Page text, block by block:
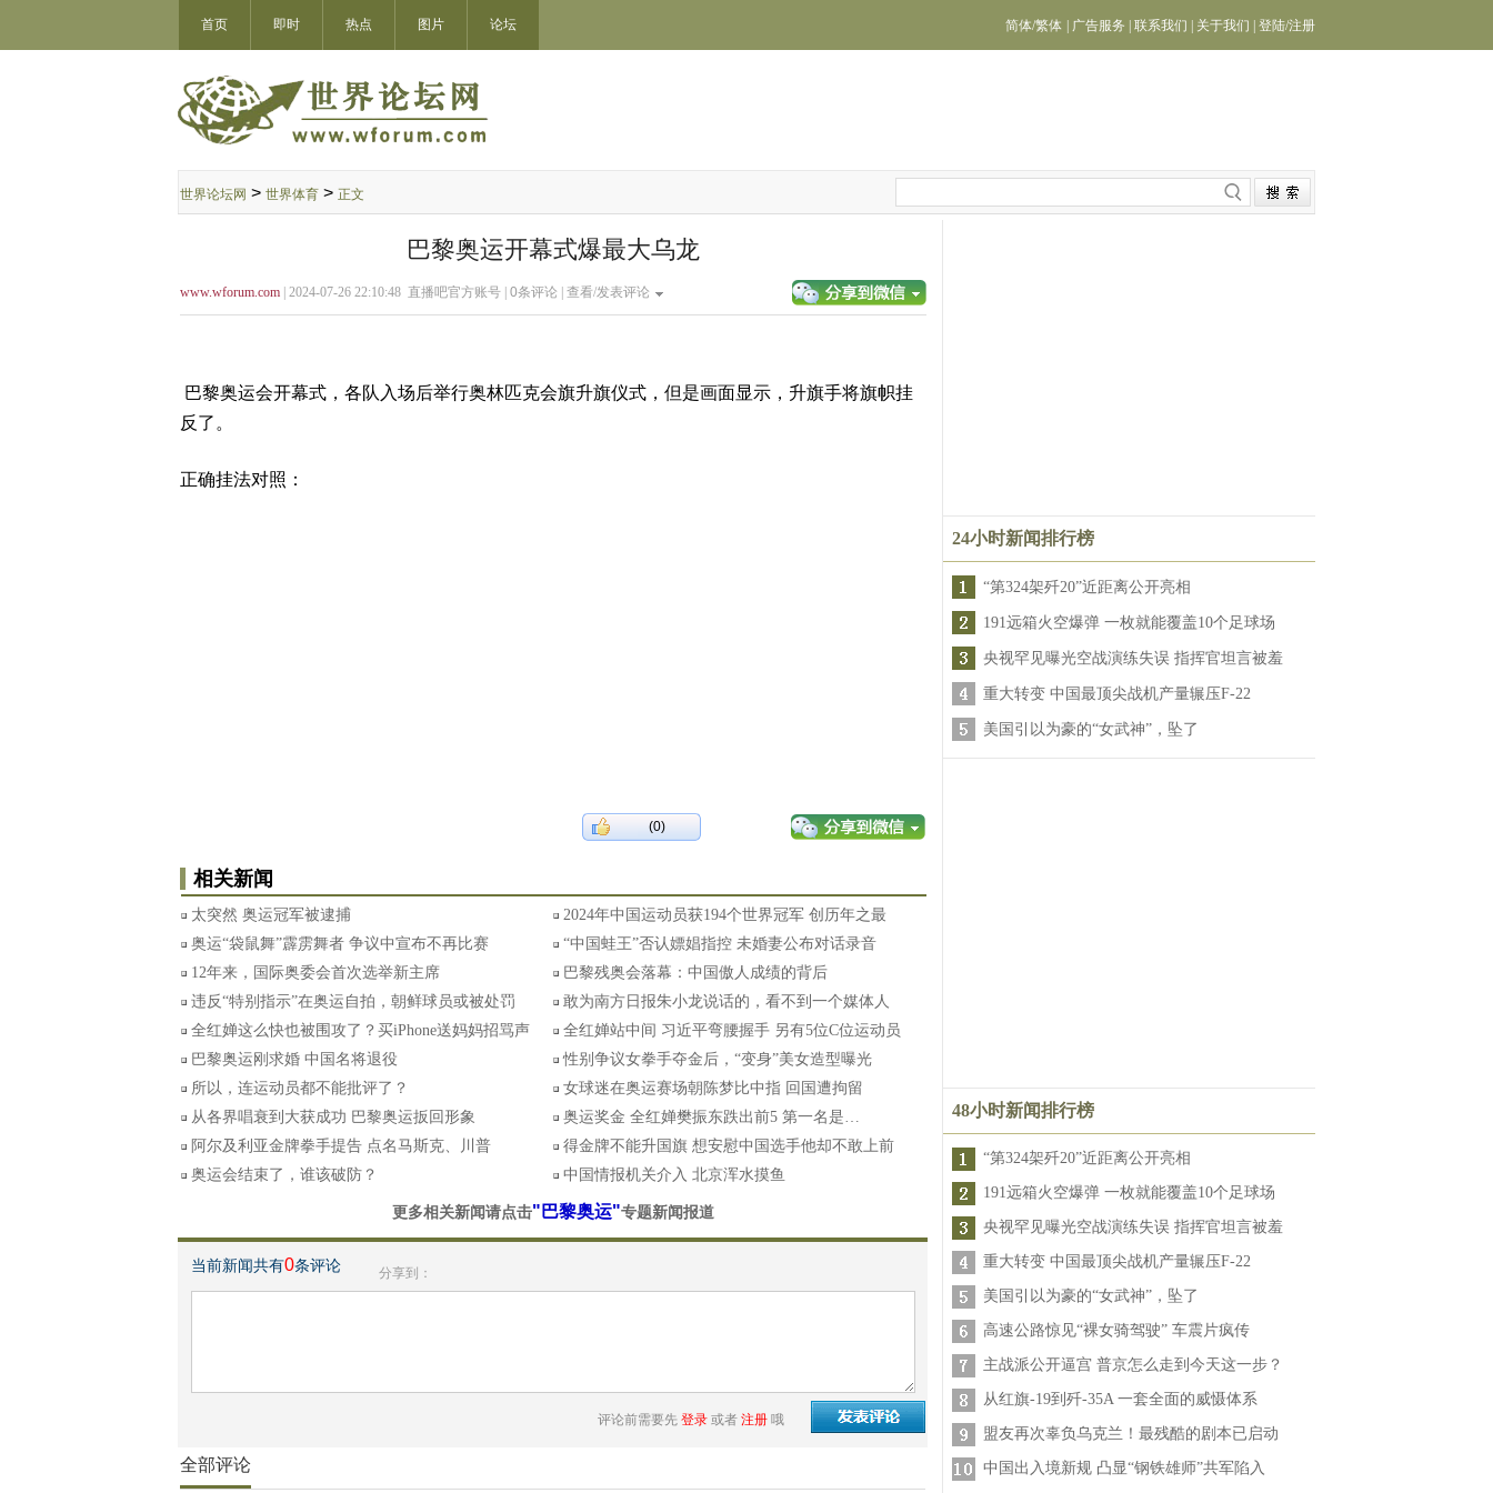
首页 即时 热点 图片 论坛 简体/繁体 广告服务 联系我们 关于我们 登陆/注册
世界论坛网 > 世界体育 > 正文
巴黎奥运开幕式爆最大乌龙
www.wforum.com | 2024-07-26 22:10:48 直播吧官方账号 | 0条评论 | 查看/发表评论
巴黎奥运会开幕式，各队入场后举行奥林匹克会旗升旗仪式，但是画面显示，升旗手将旗帜挂
反了。
正确挂法对照：
(0)
相关新闻
太突然 奥运冠军被逮捕
2024年中国运动员获194个世界冠军 创历年之最
奥运“袋鼠舞”霹雳舞者 争议中宣布不再比赛
“中国蛙王”否认嫖娼指控 未婚妻公布对话录音
12年来，国际奥委会首次选举新主席
巴黎残奥会落幕：中国傲人成绩的背后
违反“特别指示”在奥运自拍，朝鲜球员或被处罚
敢为南方日报朱小龙说话的，看不到一个媒体人
全红婵这么快也被围攻了？买iPhone送妈妈招骂声
全红婵站中间 习近平弯腰握手 另有5位C位运动员
巴黎奥运刚求婚 中国名将退役
性别争议女拳手夺金后，“变身”美女造型曝光
所以，连运动员都不能批评了？
女球迷在奥运赛场朝陈梦比中指 回国遭拘留
从各界唱衰到大获成功 巴黎奥运扳回形象
奥运奖金 全红婵樊振东跌出前5 第一名是…
阿尔及利亚金牌拳手提告 点名马斯克、川普
得金牌不能升国旗 想安慰中国选手他却不敢上前
奥运会结束了，谁该破防？
中国情报机关介入 北京浑水摸鱼
更多相关新闻请点击"巴黎奥运"专题新闻报道
当前新闻共有0条评论 分享到：
评论前需要先 登录 或者 注册 哦
全部评论
24小时新闻排行榜
“第324架歼20”近距离公开亮相
191远箱火空爆弹 一枚就能覆盖10个足球场
央视罕见曝光空战演练失误 指挥官坦言被羞
重大转变 中国最顶尖战机产量辗压F-22
美国引以为豪的“女武神”，坠了
48小时新闻排行榜
“第324架歼20”近距离公开亮相
191远箱火空爆弹 一枚就能覆盖10个足球场
央视罕见曝光空战演练失误 指挥官坦言被羞
重大转变 中国最顶尖战机产量辗压F-22
美国引以为豪的“女武神”，坠了
高速公路惊见“裸女骑驾驶” 车震片疯传
主战派公开逼宫 普京怎么走到今天这一步？
从红旗-19到歼-35A 一套全面的威慑体系
盟友再次辜负乌克兰！最残酷的剧本已启动
中国出入境新规 凸显“钢铁雄师”共军陷入